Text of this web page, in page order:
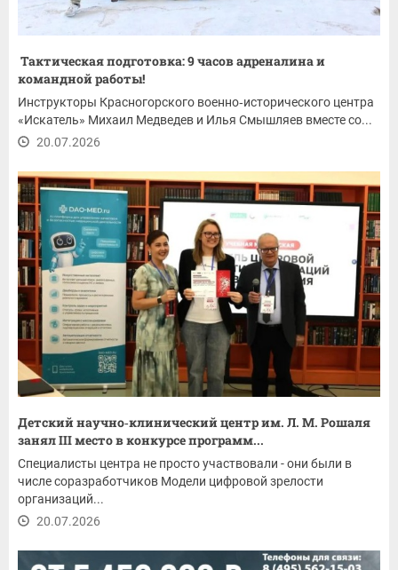
Тактическая подготовка: 9 часов адреналина и
командной работы!
Инструкторы Красногорского военно‑исторического центра
«Искатель» Михаил Медведев и Илья Смышляев вместе со...
20.07.2026
Детский научно‑клинический центр им. Л. М. Рошаля
занял III место в конкурсе программ...
Специалисты центра не просто участвовали - они были в
числе соразработчиков Модели цифровой зрелости
организаций...
20.07.2026